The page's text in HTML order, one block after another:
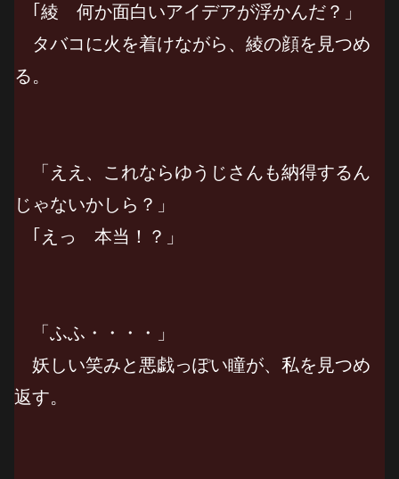
｢綾 何か面白いアイデアが浮かんだ？」
タバコに火を着けながら、綾の顔を見つめ
る。
「ええ、これならゆうじさんも納得するん
じゃないかしら？」
｢えっ 本当！？」
「ふふ・・・・」
妖しい笑みと悪戯っぽい瞳が、私を見つめ
返す。